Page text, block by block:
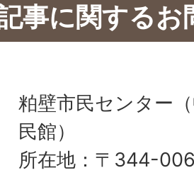
事に関するお
粕壁市民センター
民館）
所在地：〒344-